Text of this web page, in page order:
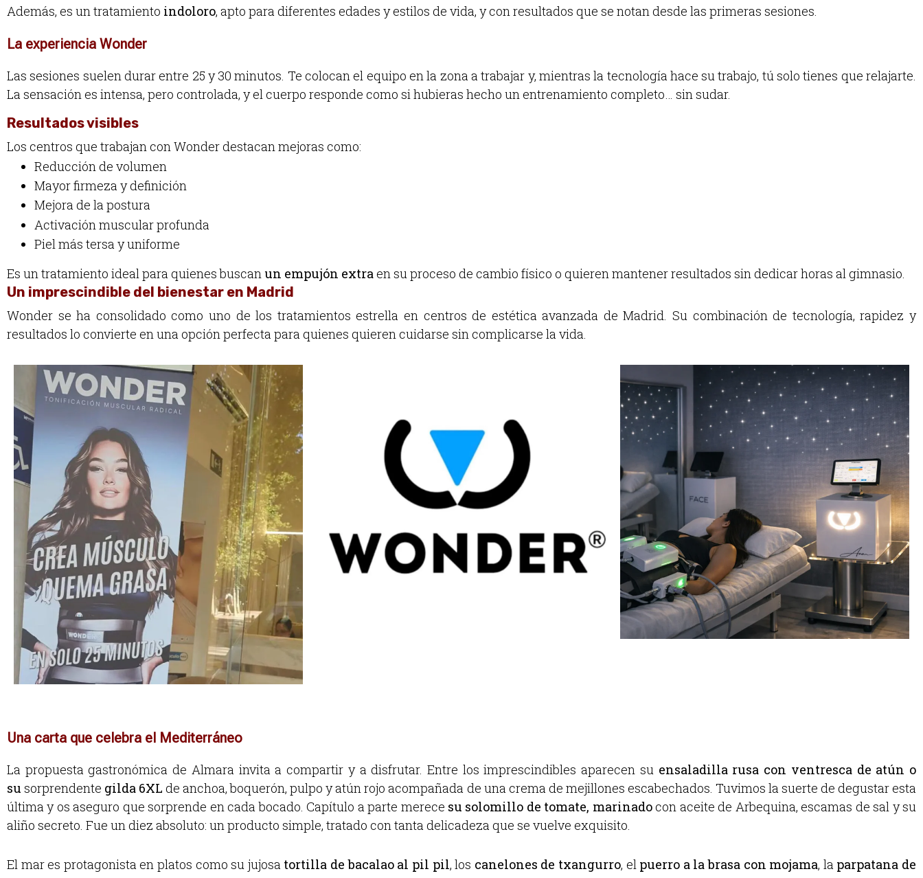
Además, es un tratamiento indoloro, apto para diferentes edades y estilos de vida, y con resultados que se notan desde las primeras sesiones.
La experiencia Wonder
Las sesiones suelen durar entre 25 y 30 minutos. Te colocan el equipo en la zona a trabajar y, mientras la tecnología hace su trabajo, tú solo tienes que relajarte.
La sensación es intensa, pero controlada, y el cuerpo responde como si hubieras hecho un entrenamiento completo… sin sudar.
Resultados visibles
Los centros que trabajan con Wonder destacan mejoras como:
Reducción de volumen
Mayor firmeza y definición
Mejora de la postura
Activación muscular profunda
Piel más tersa y uniforme
Es un tratamiento ideal para quienes buscanun empujón extraen su proceso de cambio físico o quieren mantener resultados sin dedicar horas al gimnasio.
Un imprescindible del bienestar en Madrid
Wonder se ha consolidado como uno de los tratamientos estrella en centros de estética avanzada de Madrid. Su combinación de tecnología, rapidez y
resultados lo convierte en una opción perfecta para quienes quieren cuidarse sin complicarse la vida.
Una carta que celebra el Mediterráneo
La propuesta gastronómica de Almara invita a compartir y a disfrutar. Entre los imprescindibles aparecen su ensaladilla rusa con ventresca de atún o
su sorprendente gilda 6XL de anchoa, boquerón, pulpo y atún rojo acompañada de una crema de mejillones escabechados. Tuvimos la suerte de degustar esta
última y os aseguro que sorprende en cada bocado. Capítulo a parte merece su solomillo de tomate, marinadocon aceite de Arbequina, escamas de sal y su
aliño secreto. Fue un diez absoluto: un producto simple, tratado con tanta delicadeza que se vuelve exquisito.
El mar es protagonista en platos como su jujosa tortilla de bacalao al pil pil, los canelones de txangurro, el puerro a la brasa con mojama, la parpatana de